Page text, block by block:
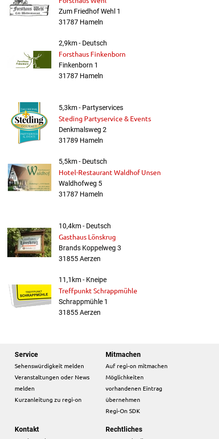
Zum Friedhof Wehl 1
31787 Hameln
2,9km - Deutsch
Forsthaus Finkenborn
Finkenborn 1
31787 Hameln
5,3km - Partyservices
Steding Partyservice & Events
Denkmalsweg 2
31789 Hameln
5,5km - Deutsch
Hotel-Restaurant Waldhof Unsen
Waldhofweg 5
31787 Hameln
10,4km - Deutsch
Gasthaus Lönskrug
Brands Koppelweg 3
31855 Aerzen
11,1km - Kneipe
Treffpunkt Schrappmühle
Schrappmühle 1
31855 Aerzen
Service
Sehenswürdigkeit melden
Veranstaltungen oder News
melden
Kurzanleitung zu regi-on
Mitmachen
Auf regi-on mitmachen
Möglichkeiten
vorhandenen Eintrag
übernehmen
Regi-On SDK
Kontakt
Rechtliches